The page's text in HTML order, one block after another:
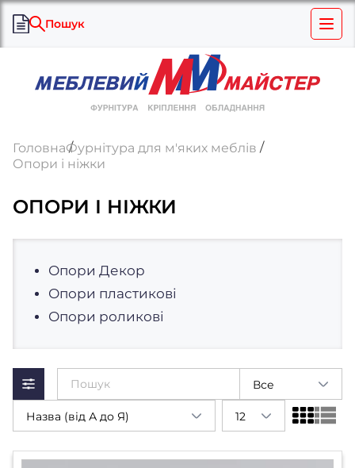
Пошук
ГоловнаФурнітура для м'яких меблів
Опори і ніжки
ОПОРИ І НІЖКИ
Опори Декор
Опори пластикові
Опори роликові
Все
Назва (від А до Я) 12